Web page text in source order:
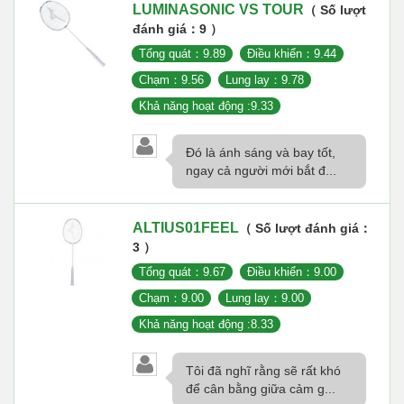
LUMINASONIC VS TOUR （ Số lượt
đánh giá：9 ）
Tổng quát：9.89
Điều khiển：9.44
Chạm：9.56
Lung lay：9.78
Khả năng hoạt động :9.33
Đó là ánh sáng và bay tốt,
ngay cả người mới bắt đ...
ALTIUS01FEEL （ Số lượt đánh giá：
3 ）
Tổng quát：9.67
Điều khiển：9.00
Chạm：9.00
Lung lay：9.00
Khả năng hoạt động :8.33
Tôi đã nghĩ rằng sẽ rất khó
để cân bằng giữa cảm g...